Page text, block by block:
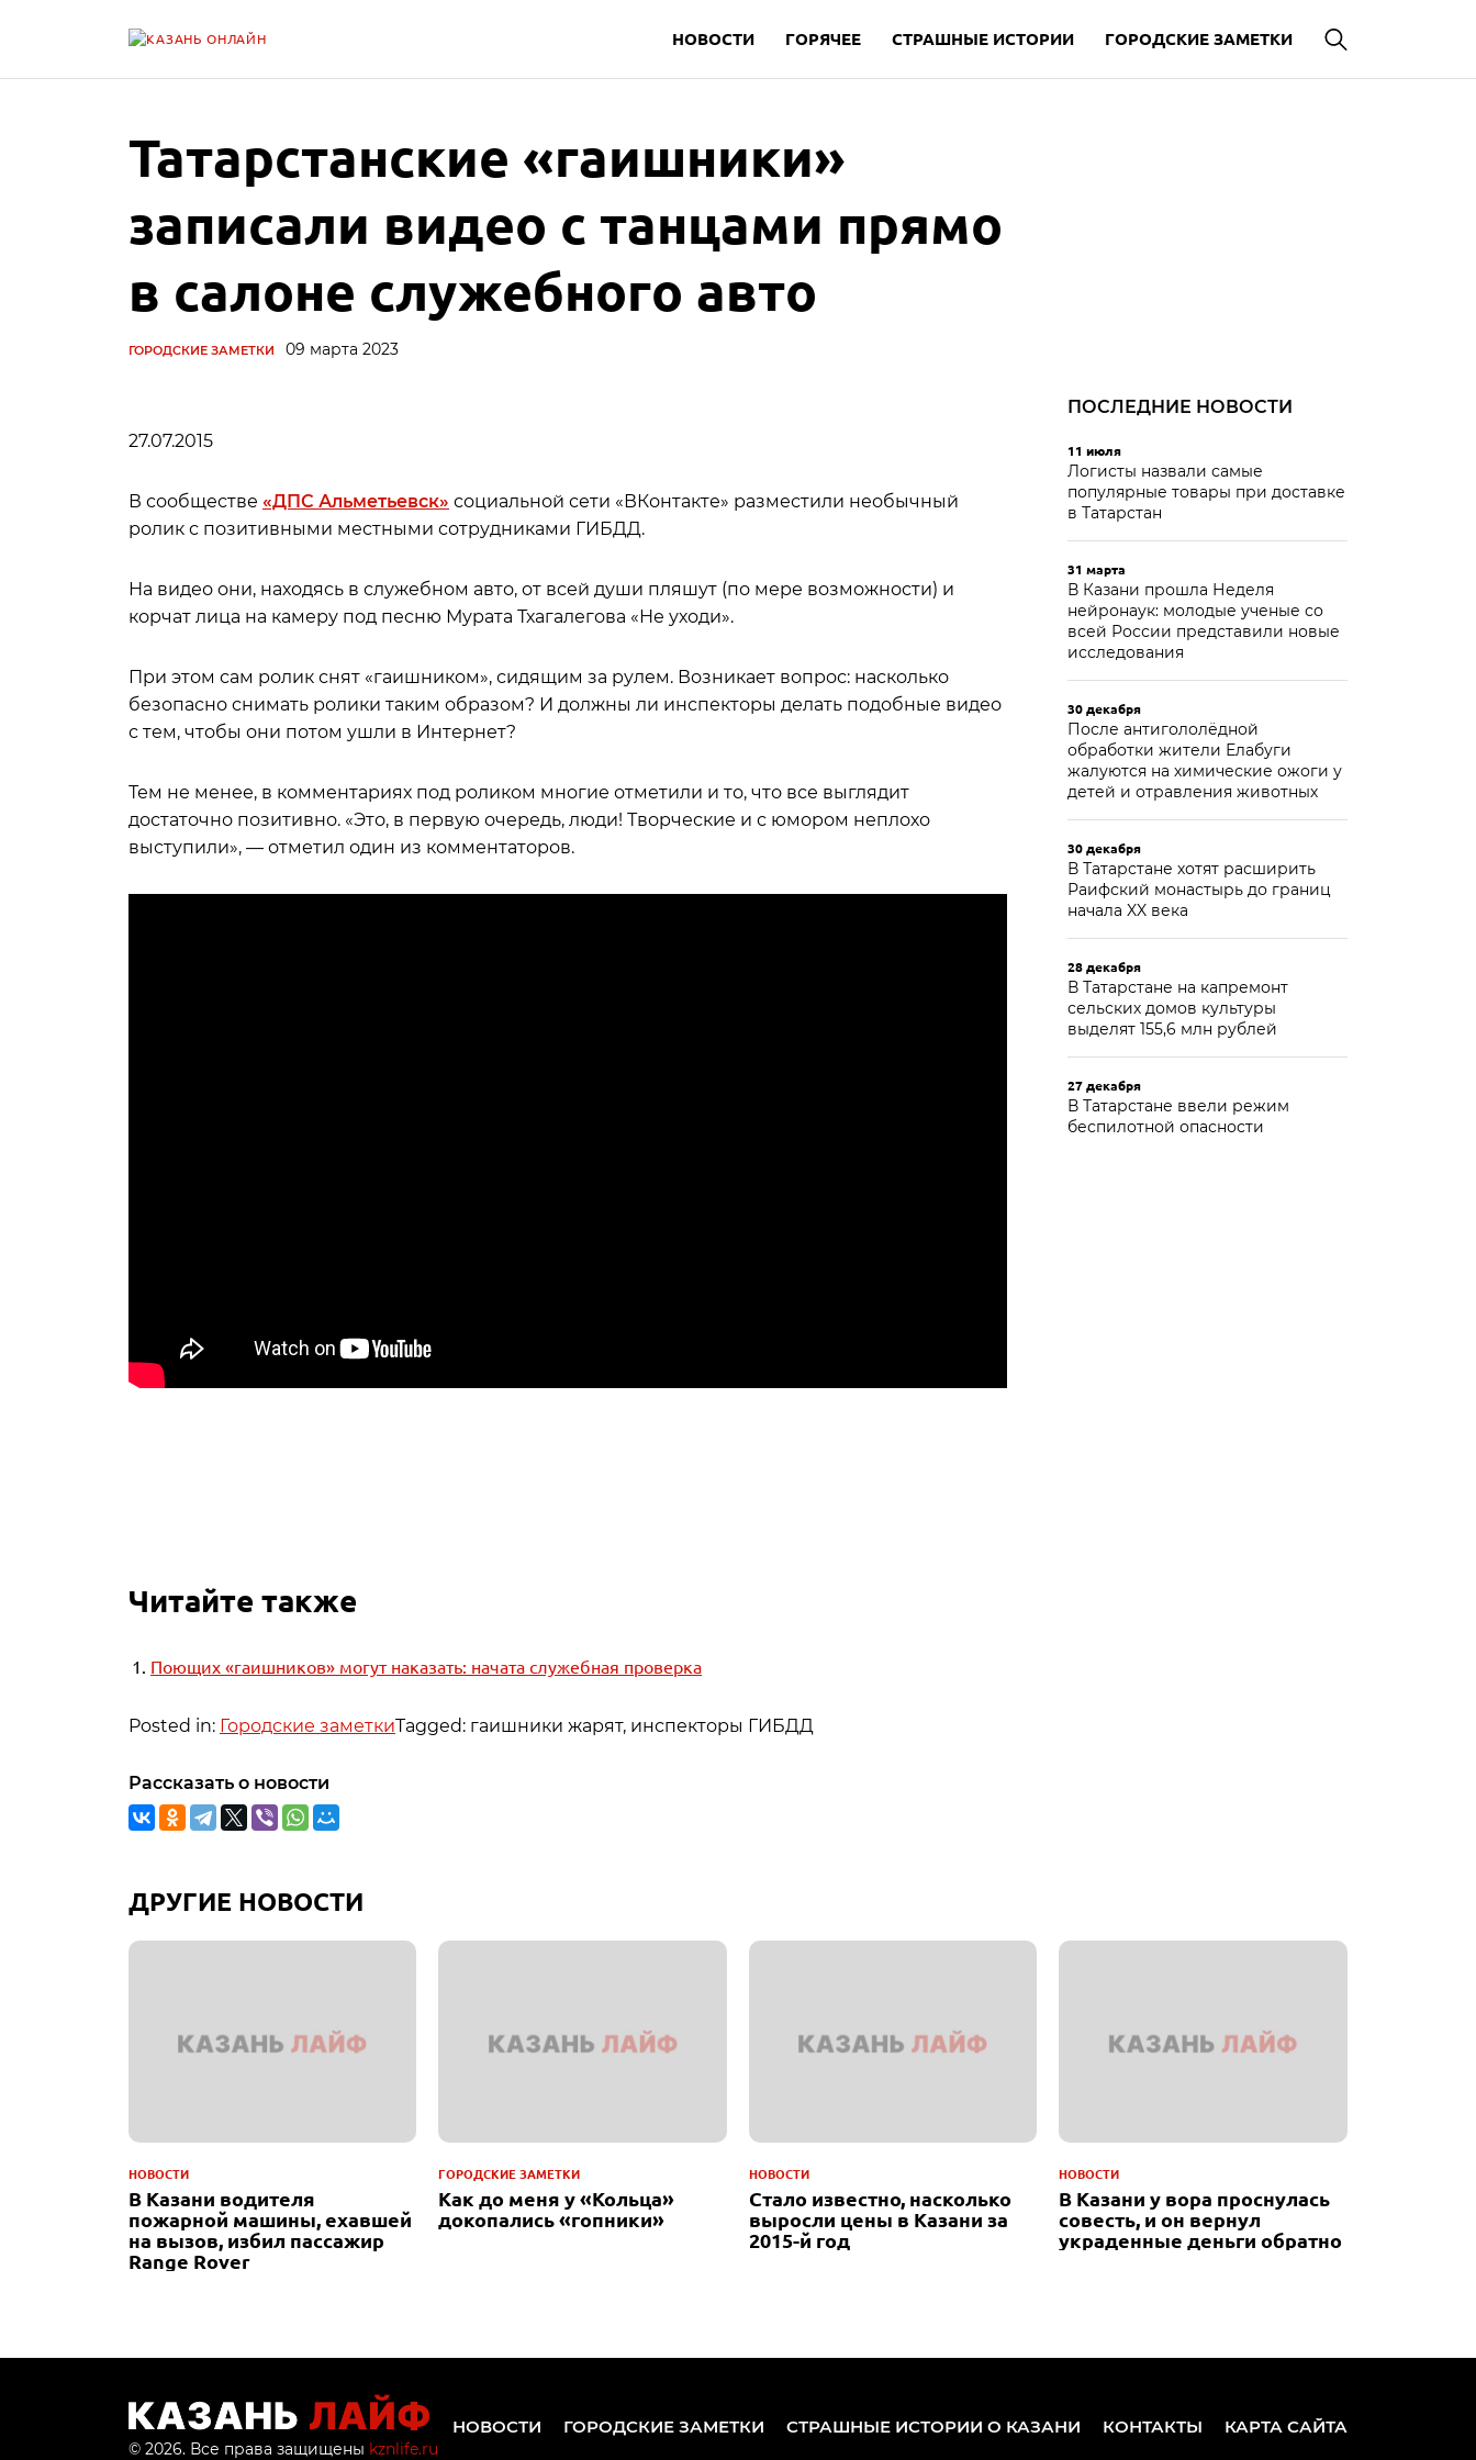
НОВОСТИ ГОРЯЧЕЕ СТРАШНЫЕ ИСТОРИИ ГОРОДСКИЕ ЗАМЕТКИ
Татарстанские «гаишники»
записали видео с танцами прямо
в салоне служебного авто
ГОРОДСКИЕ ЗАМЕТКИ 09 марта 2023
27.07.2015
В сообществе «ДПС Альметьевск» социальной сети «ВКонтакте» разместили необычный
ролик с позитивными местными сотрудниками ГИБДД.
На видео они, находясь в служебном авто, от всей души пляшут (по мере возможности) и
корчат лица на камеру под песню Мурата Тхагалегова «Не уходи».
При этом сам ролик снят «гаишником», сидящим за рулем. Возникает вопрос: насколько
безопасно снимать ролики таким образом? И должны ли инспекторы делать подобные видео
с тем, чтобы они потом ушли в Интернет?
Тем не менее, в комментариях под роликом многие отметили и то, что все выглядит
достаточно позитивно. «Это, в первую очередь, люди! Творческие и с юмором неплохо
выступили», — отметил один из комментаторов.
Читайте также
Поющих «гаишников» могут наказать: начата служебная проверка
Posted in: Городские заметкиTagged: гаишники жарят, инспекторы ГИБДД
Рассказать о новости
ПОСЛЕДНИЕ НОВОСТИ
11 июля
Логисты назвали самые
популярные товары при доставке
в Татарстан
31 марта
В Казани прошла Неделя
нейронаук: молодые ученые со
всей России представили новые
исследования
30 декабря
После антигололёдной
обработки жители Елабуги
жалуются на химические ожоги у
детей и отравления животных
30 декабря
В Татарстане хотят расширить
Раифский монастырь до границ
начала XX века
28 декабря
В Татарстане на капремонт
сельских домов культуры
выделят 155,6 млн рублей
27 декабря
В Татарстане ввели режим
беспилотной опасности
ДРУГИЕ НОВОСТИ
НОВОСТИ
В Казани водителя
пожарной машины, ехавшей
на вызов, избил пассажир
Range Rover
ГОРОДСКИЕ ЗАМЕТКИ
Как до меня у «Кольца»
докопались «гопники»
НОВОСТИ
Стало известно, насколько
выросли цены в Казани за
2015-й год
НОВОСТИ
В Казани у вора проснулась
совесть, и он вернул
украденные деньги обратно
© 2026. Все права защищены kznlife.ru
НОВОСТИ ГОРОДСКИЕ ЗАМЕТКИ СТРАШНЫЕ ИСТОРИИ О КАЗАНИ КОНТАКТЫ КАРТА САЙТА